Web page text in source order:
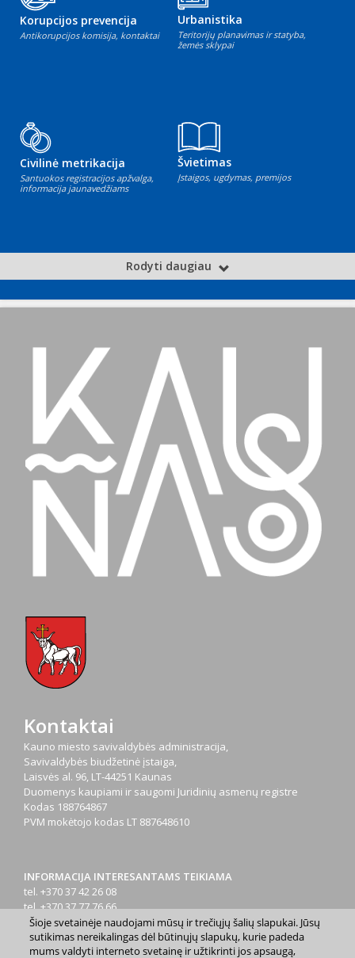
Korupcijos prevencija
Antikorupcijos komisija, kontaktai
Urbanistika
Teritorijų planavimas ir statyba,
žemės sklypai
Civilinė metrikacija
Santuokos registracijos apžvalga,
informacija jaunavedžiams
Švietimas
Įstaigos, ugdymas, premijos
Rodyti daugiau
Kontaktai
Kauno miesto savivaldybės administracija,
Savivaldybės biudžetinė įstaiga,
Laisvės al. 96, LT-44251 Kaunas
Duomenys kaupiami ir saugomi Juridinių asmenų registre
Kodas 188764867
PVM mokėtojo kodas LT 887648610
INFORMACIJA INTERESANTAMS TEIKIAMA
tel. +370 37 42 26 08
tel. +370 37 77 76 66
tel. +370 660 07000
el. p.info@kaunas.lt
Šioje svetainėje naudojami mūsų ir trečiųjų šalių slapukai. Jūsų
sutikimas nereikalingas dėl būtinųjų slapukų, kurie padeda
mums valdyti interneto svetainę ir užtikrinti jos apsaugą,